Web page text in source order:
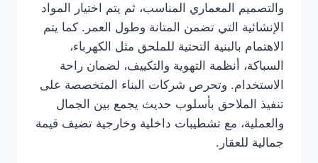
والتصميم المعماري المناسب، ثم يتم اختيار المواد
الإنشائية التي تضمن المتانة وطول العمر. كما يتم
الاهتمام بالبنية التحتية للملحق مثل الكهرباء،
السباكة، أنظمة التهوية والتكييف، لضمان راحة
الاستخدام. وتحرص شركات البناء المتخصصة على
تنفيذ الملاحق بأسلوب حديث يجمع بين الجمال
والعملية، مع تشطيبات داخلية وخارجية تضيف قيمة
جمالية للعقار.